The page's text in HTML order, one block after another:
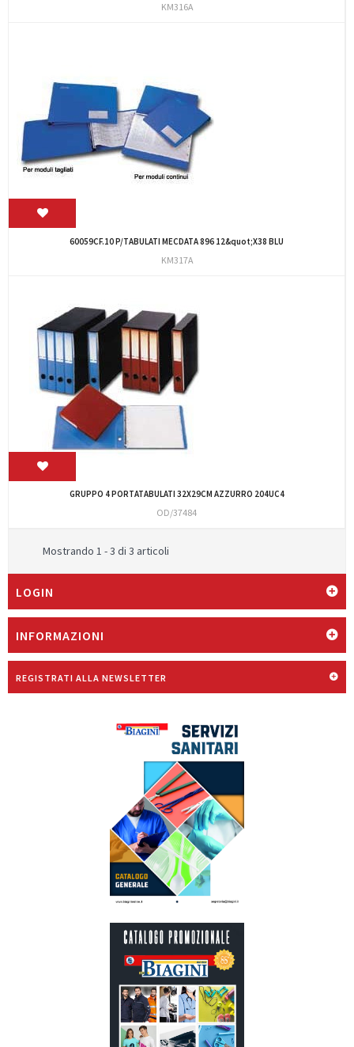
KM316A
60059CF.10 P/TABULATI MECDATA 896 12&quot;X38 BLU
KM317A
GRUPPO 4 PORTATABULATI 32X29CM AZZURRO 204UC4
OD/37484
Mostrando 1 - 3 di 3 articoli
LOGIN
INFORMAZIONI
REGISTRATI ALLA NEWSLETTER